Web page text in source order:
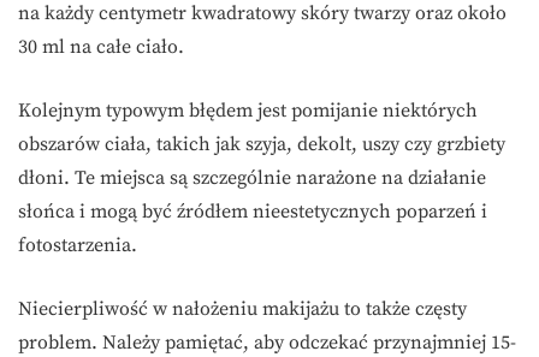
na każdy centymetr kwadratowy skóry twarzy oraz około
30 ml na całe ciało.
Kolejnym typowym błędem jest pomijanie niektórych
obszarów ciała, takich jak szyja, dekolt, uszy czy grzbiety
dłoni. Te miejsca są szczególnie narażone na działanie
słońca i mogą być źródłem nieestetycznych poparzeń i
fotostarzenia.
Niecierpliwość w nałożeniu makijażu to także częsty
problem. Należy pamiętać, aby odczekać przynajmniej 15-